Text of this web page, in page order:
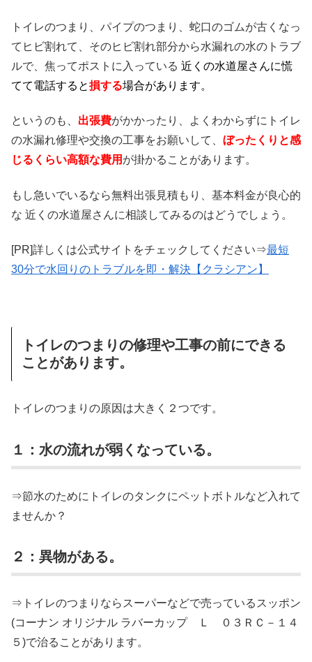
トイレのつまり、パイプのつまり、蛇口のゴムが古くなっ
てヒビ割れて、そのヒビ割れ部分から水漏れの水のトラブ
ルで、焦ってポストに入っている 近くの水道屋さんに慌
てて電話すると損する場合があります。
というのも、 出張費がかかったり、よくわからずにトイレ
の水漏れ修理や交換の工事をお願いして、 ぼったくりと感
じるくらい高額な費用 が掛かることがあります。
もし急いでいるなら無料出張見積もり、基本料金が良心的
な 近くの水道屋さんに相談してみるのはどうでしょう。
[PR]詳しくは公式サイトをチェックしてください⇒最短
30分で水回りのトラブルを即・解決【クラシアン】
トイレのつまりの修理や工事の前にできる
ことがあります。
トイレのつまりの原因は大きく２つです。
１：水の流れが弱くなっている。
⇒節水のためにトイレのタンクにペットボトルなど入れて
ませんか？
２：異物がある。
⇒トイレのつまりならスーパーなどで売っているスッポン
(コーナン オリジナル ラバーカップ Ｌ ０３ＲＣ－１４
５)で治ることがあります。